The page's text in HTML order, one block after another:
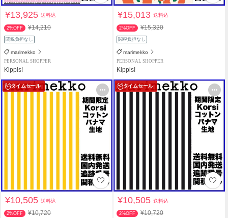
¥13,925送料込
2%OFF ¥14,210
関税負担なし
marimekko
PERSONAL SHOPPER
Kippis!
¥15,013送料込
2%OFF ¥15,320
関税負担なし
marimekko
PERSONAL SHOPPER
Kippis!
タイムセール
¥10,505送料込
2%OFF ¥10,720
タイムセール
¥10,505送料込
2%OFF ¥10,720